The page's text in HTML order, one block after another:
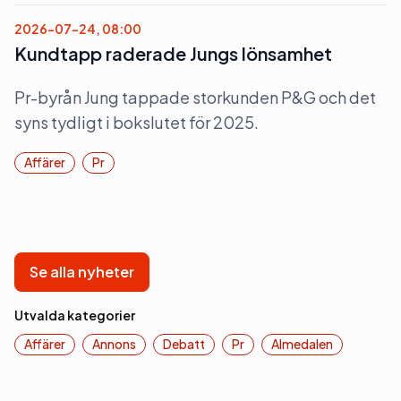
2026-07-24, 08:00
Kundtapp raderade Jungs lönsamhet
Pr-byrån Jung tappade storkunden P&G och det
syns tydligt i bokslutet för 2025.
Affärer Pr
Se alla nyheter
Utvalda kategorier
Affärer
Annons Debatt Pr Almedalen